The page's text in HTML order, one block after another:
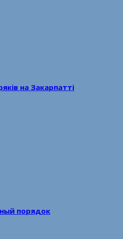
на Закарпатті
порядок